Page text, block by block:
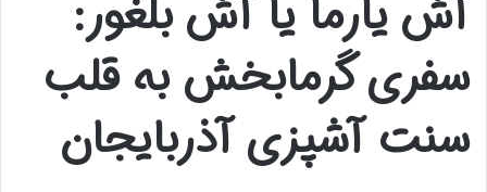
آش یارما یا آش بلغور:
سفری گرمابخش به قلب
سنت آشپزی آذربایجان